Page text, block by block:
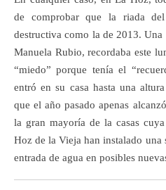
de comprobar que la riada
destructiva como la de 2013.
Manuela Rubio, recordaba este
“miedo” porque tenía el
entró en su casa hasta una
que el año pasado apenas
la gran mayoría de la casas
Hoz de la Vieja han instalado una
entrada de agua en posibles